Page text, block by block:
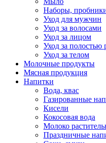
Наборы,
Уход для мужчин
Уход за волосами
Уход за лицом
Уход за полостью
Уход за телом
Молочные продукты
Мясная продукция
Напитки
Вода, квас
Газированные
Кисели
Кокосовая вода
Молоко
Праздничные